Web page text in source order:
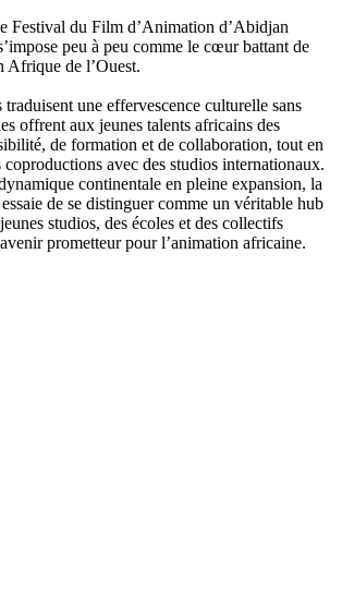
Festival du Film d’Animation d’Abidjan
peu à peu comme le cœur battant de
Afrique de l’Ouest.
une effervescence culturelle sans
offrent aux jeunes talents africains des
de formation et de collaboration, tout en
coproductions avec des studios internationaux.
continentale en pleine expansion, la
de se distinguer comme un véritable hub
studios, des écoles et des collectifs
prometteur pour l’animation africaine.